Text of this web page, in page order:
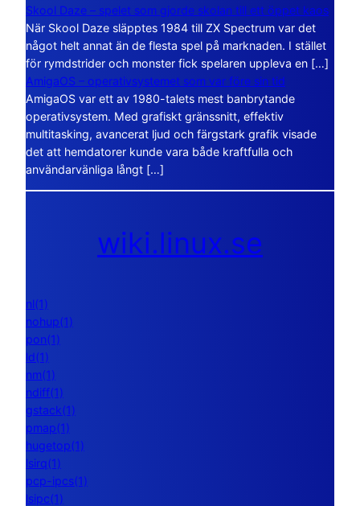
Skool Daze – spelet som gjorde skolan till ett öppet kaos
När Skool Daze släpptes 1984 till ZX Spectrum var det
något helt annat än de flesta spel på marknaden. I stället
för rymdstrider och monster fick spelaren uppleva en […]
AmigaOS – operativsystemet som var före sin tid
AmigaOS var ett av 1980-talets mest banbrytande
operativsystem. Med grafiskt gränssnitt, effektiv
multitasking, avancerat ljud och färgstark grafik visade
det att hemdatorer kunde vara både kraftfulla och
användarvänliga långt […]
wiki.linux.se
nl(1)
nohup(1)
pon(1)
ld(1)
nm(1)
ndiff(1)
gstack(1)
pmap(1)
hugetop(1)
lsirq(1)
pcp-ipcs(1)
lsipc(1)